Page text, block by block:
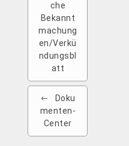
che
Bekannt
machung
en/Verkü
ndungsbl
att
Doku
menten-
Center